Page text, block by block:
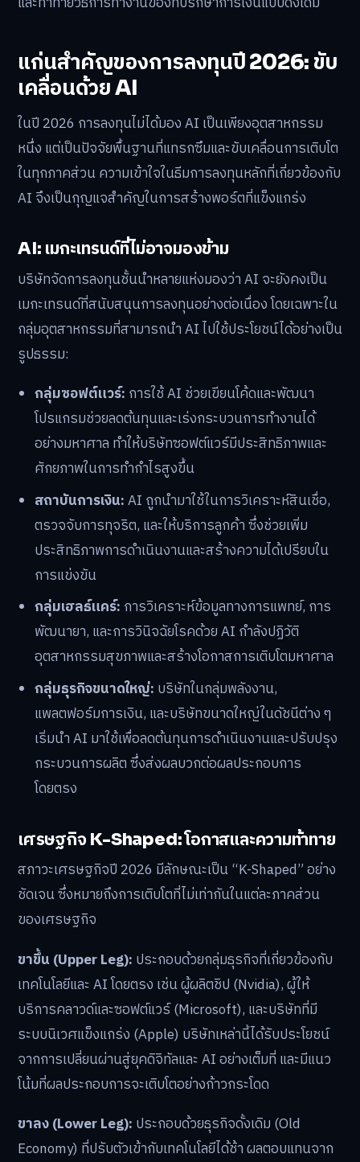
แก่นสำคัญของการลงทุนปี 2026: ขับ
เคลื่อนด้วย AI
ในปี 2026 การลงทุนไม่ได้มอง AI เป็นเพียงอุตสาหกรรม
หนึ่ง แต่เป็นปัจจัยพื้นฐานที่แทรกซึมและขับเคลื่อนการเติบโต
ในทุกภาคส่วน ความเข้าใจในธีมการลงทุนหลักที่เกี่ยวข้องกับ
AI จึงเป็นกุญแจสำคัญในการสร้างพอร์ตที่แข็งแกร่ง
AI: เมกะเทรนด์ที่ไม่อาจมองข้าม
บริษัทจัดการลงทุนชั้นนำหลายแห่งมองว่า AI จะยังคงเป็น
เมกะเทรนด์ที่สนับสนุนการลงทุนอย่างต่อเนื่อง โดยเฉพาะใน
กลุ่มอุตสาหกรรมที่สามารถนำ AI ไปใช้ประโยชน์ได้อย่างเป็น
รูปธรรม:
กลุ่มซอฟต์แวร์: การใช้ AI ช่วยเขียนโค้ดและพัฒนา
โปรแกรมช่วยลดต้นทุนและเร่งกระบวนการทำงานได้
อย่างมหาศาล ทำให้บริษัทซอฟต์แวร์มีประสิทธิภาพและ
ศักยภาพในการทำกำไรสูงขึ้น
สถาบันการเงิน:AI ถูกนำมาใช้ในการวิเคราะห์สินเชื่อ,
ตรวจจับการทุจริต, และให้บริการลูกค้า ซึ่งช่วยเพิ่ม
ประสิทธิภาพการดำเนินงานและสร้างความได้เปรียบใน
การแข่งขัน
กลุ่มเฮลธ์แคร์: การวิเคราะห์ข้อมูลทางการแพทย์, การ
พัฒนายา, และการวินิจฉัยโรคด้วย AI กำลังปฏิวัติ
อุตสาหกรรมสุขภาพและสร้างโอกาสการเติบโตมหาศาล
กลุ่มธุรกิจขนาดใหญ่: บริษัทในกลุ่มพลังงาน,
แพลตฟอร์มการเงิน, และบริษัทขนาดใหญ่ในดัชนีต่าง ๆ
เริ่มนำ AI มาใช้เพื่อลดต้นทุนการดำเนินงานและปรับปรุง
กระบวนการผลิต ซึ่งส่งผลบวกต่อผลประกอบการ
โดยตรง
เศรษฐกิจ K-Shaped: โอกาสและความท้าทาย
สภาวะเศรษฐกิจปี 2026 มีลักษณะเป็น “K-Shaped” อย่าง
ชัดเจน ซึ่งหมายถึงการเติบโตที่ไม่เท่ากันในแต่ละภาคส่วน
ของเศรษฐกิจ
ขาขึ้น (Upper Leg): ประกอบด้วยกลุ่มธุรกิจที่เกี่ยวข้องกับ
เทคโนโลยีและ AI โดยตรง เช่น ผู้ผลิตชิป (Nvidia), ผู้ให้
บริการคลาวด์และซอฟต์แวร์ (Microsoft), และบริษัทที่มี
ระบบนิเวศแข็งแกร่ง (Apple) บริษัทเหล่านี้ได้รับประโยชน์
จากการเปลี่ยนผ่านสู่ยุคดิจิทัลและ AI อย่างเต็มที่ และมีแนว
โน้มที่ผลประกอบการจะเติบโตอย่างก้าวกระโดด
ขาลง (Lower Leg): ประกอบด้วยธุรกิจดั้งเดิม (Old
Economy) ที่ปรับตัวเข้ากับเทคโนโลยีได้ช้า ผลตอบแทนจาก